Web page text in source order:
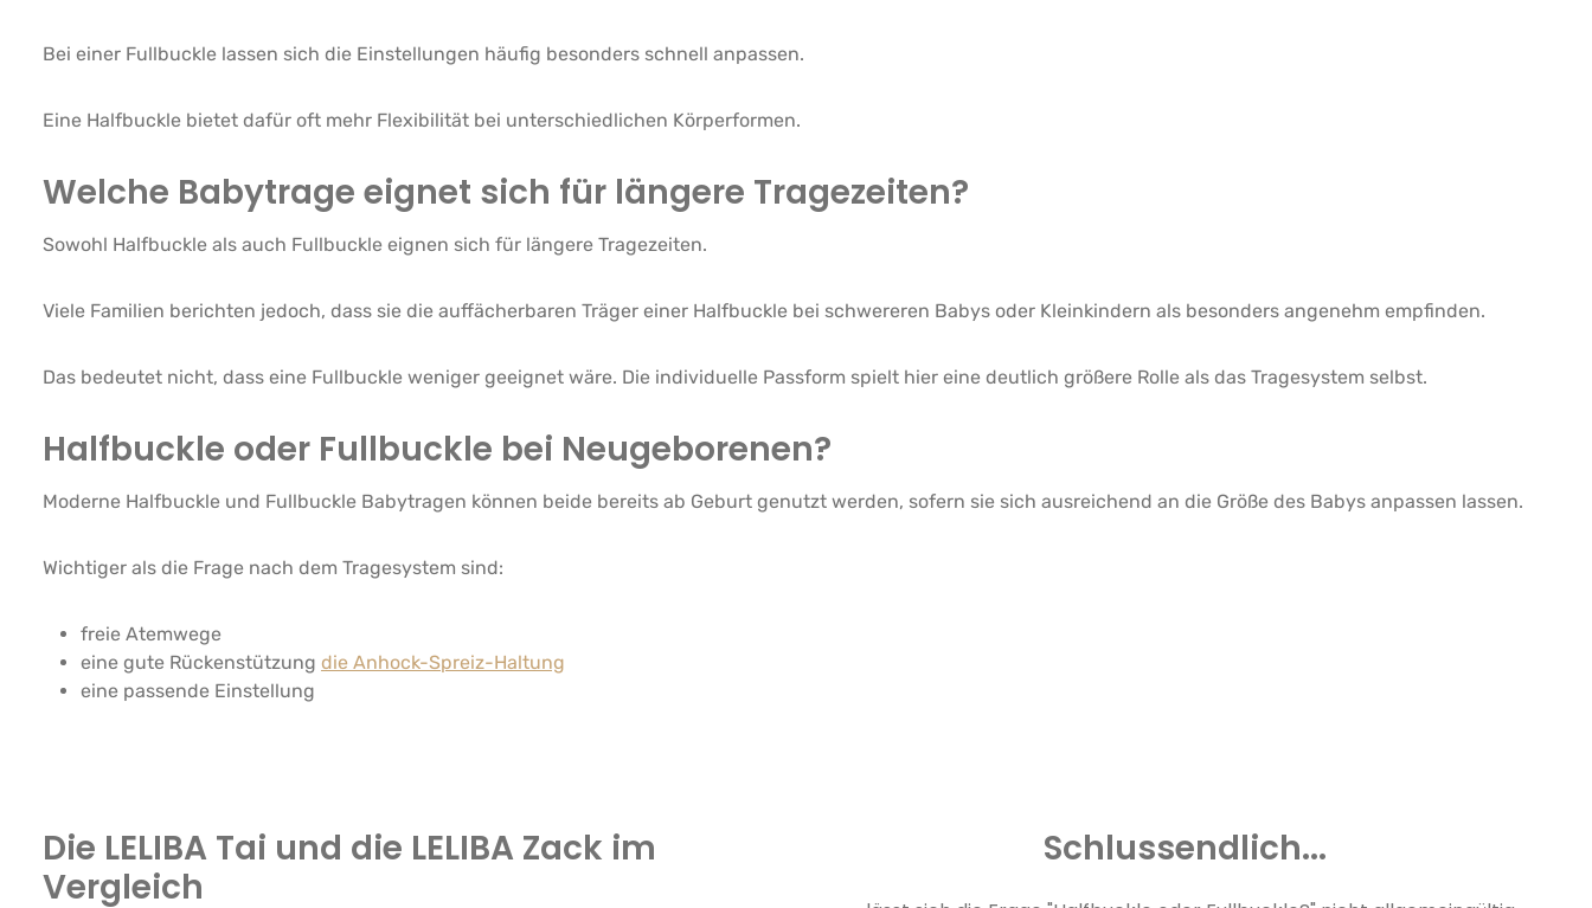
Bei einer Fullbuckle lassen sich die Einstellungen häufig besonders schnell anpassen.
Eine Halfbuckle bietet dafür oft mehr Flexibilität bei unterschiedlichen Körperformen.
Welche Babytrage eignet sich für längere Tragezeiten?
Sowohl Halfbuckle als auch Fullbuckle eignen sich für längere Tragezeiten.
Viele Familien berichten jedoch, dass sie die auffächerbaren Träger einer Halfbuckle bei schwereren Babys oder Kleinkindern als besonders angenehm empfinden.
Das bedeutet nicht, dass eine Fullbuckle weniger geeignet wäre. Die individuelle Passform spielt hier eine deutlich größere Rolle als das Tragesystem selbst.
Halfbuckle oder Fullbuckle bei Neugeborenen?
Moderne Halfbuckle und Fullbuckle Babytragen können beide bereits ab Geburt genutzt werden, sofern sie sich ausreichend an die Größe des Babys anpassen lassen.
Wichtiger als die Frage nach dem Tragesystem sind:
freie Atemwege
eine gute Rückenstützung die Anhock-Spreiz-Haltung
eine passende Einstellung
Die LELIBA Tai und die LELIBA Zack im
Vergleich
Schlussendlich...